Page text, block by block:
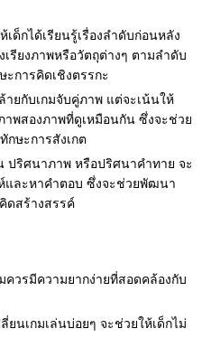
เด็กได้เรียนรู้เรื่องลำดับก่อนหลัง
รียงภาพหรือวัตถุต่างๆ ตามลำดับ
การคิดเชิงตรรกะ
ายกับเกมจับคู่ภาพ แต่จะเน้นให้
าพสองภาพที่ดูเหมือนกัน ซึ่งจะช่วย
กษะการสังเกต
ปริศนาภาพ หรือปริศนาคำทาย จะ
และหาคำตอบ ซึ่งจะช่วยพัฒนา
ดสร้างสรรค์
ควรมีความยากง่ายที่สอดคล้องกับ
ยนเกมเล่นบ่อยๆ จะช่วยให้เด็กไม่